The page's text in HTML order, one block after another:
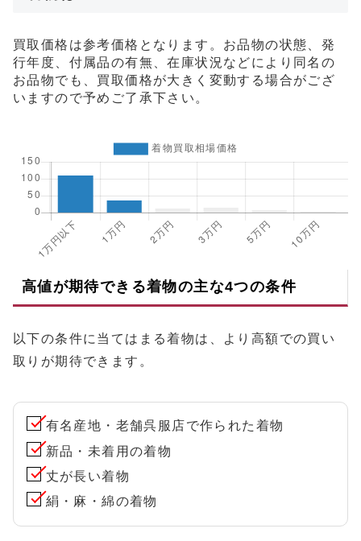
買取価格は参考価格となります。お品物の状態、発
行年度、付属品の有無、在庫状況などにより同名の
お品物でも、買取価格が大きく変動する場合がござ
いますので予めご了承下さい。
高値が期待できる着物の主な4つの条件
以下の条件に当てはまる着物は、より高額での買い
取りが期待できます。
有名産地・老舗呉服店で作られた着物
新品・未着用の着物
丈が長い着物
絹・麻・綿の着物